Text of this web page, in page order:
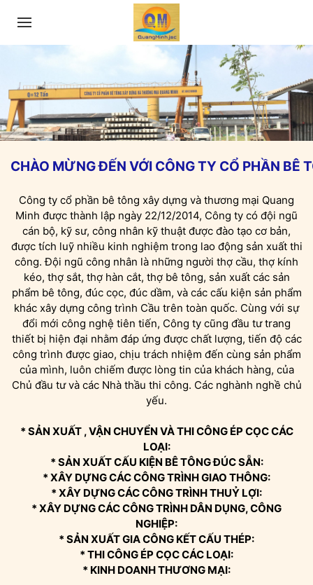
CHÀO MỪNG ĐẾN VỚI CÔNG TY CỔ PHẦN BÊ
Công ty cổ phần bê tông xây dựng và thương mại Quang
Minh được thành lập ngày 22/12/2014, Công ty có đội ngũ
cán bộ, kỹ sư, công nhân kỹ thuật được đào tạo cơ bản,
được tích luỹ nhiều kinh nghiệm trong lao động sản xuất thi
công. Đội ngũ công nhân là những người thợ cầu, thợ kính
kéo, thợ sắt, thợ hàn cắt, thợ bê tông, sản xuất các sản
phẩm bê tông, đúc cọc, đúc dầm, và các cấu kiện sản phẩm
khác xây dựng công trình Cầu trên toàn quốc. Cùng với sự
đổi mới công nghệ tiên tiến, Công ty cũng đầu tư trang
thiết bị hiện đại nhằm đáp ứng được chất lượng, tiến độ các
công trình được giao, chịu trách nhiệm đến cùng sản phẩm
của mình, luôn chiếm được lòng tin của khách hàng, của
Chủ đầu tư và các Nhà thầu thi công. Các nghành nghề chủ
yếu.
* SẢN XUẤT , VẬN CHUYỂN VÀ THI CÔNG ÉP CỌC CÁC
LOẠI:
* SẢN XUẤT CẤU KIỆN BÊ TÔNG ĐÚC SẴN:
* XÂY DỰNG CÁC CÔNG TRÌNH GIAO THÔNG:
* XÂY DỰNG CÁC CÔNG TRÌNH THUỶ LỢI:
* XÂY DỰNG CÁC CÔNG TRÌNH DÂN DỤNG, CÔNG
NGHIỆP:
* SẢN XUẤT GIA CÔNG KẾT CẤU THÉP:
* THI CÔNG ÉP CỌC CÁC LOẠI:
* KINH DOANH THƯƠNG MẠI: